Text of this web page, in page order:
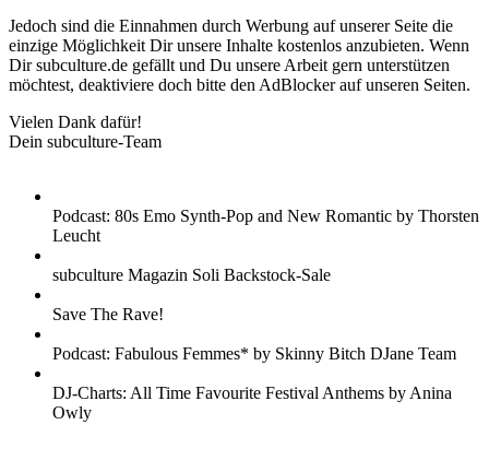
Jedoch sind die Einnahmen durch Werbung auf unserer Seite die
einzige Möglichkeit Dir unsere Inhalte kostenlos anzubieten. Wenn
Dir subculture.de gefällt und Du unsere Arbeit gern unterstützen
möchtest, deaktiviere doch bitte den AdBlocker auf unseren Seiten.
Vielen Dank dafür!
Dein subculture-Team
Podcast: 80s Emo Synth-Pop and New Romantic by Thorsten
Leucht
subculture Magazin Soli Backstock-Sale
Save The Rave!
Podcast: Fabulous Femmes* by Skinny Bitch DJane Team
DJ-Charts: All Time Favourite Festival Anthems by Anina
Owly